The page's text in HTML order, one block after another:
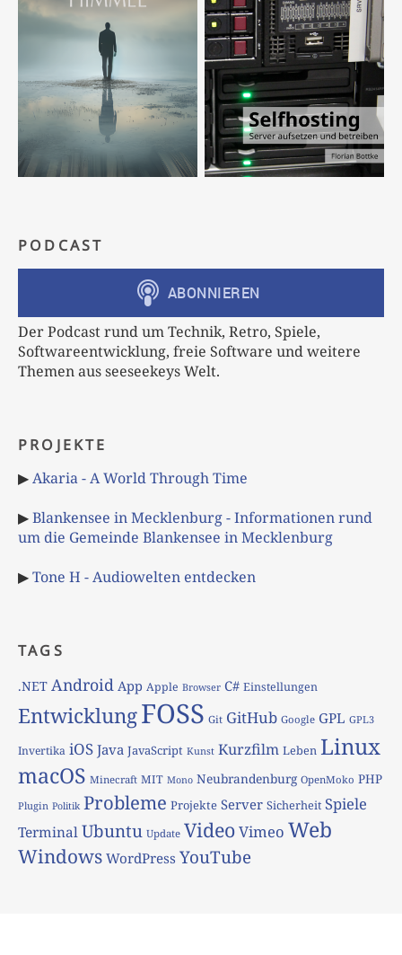
PODCAST
Der Podcast rund um Technik, Retro, Spiele,
Softwareentwicklung, freie Software und weitere
Themen aus seeseekeys Welt.
PROJEKTE
▶Akaria - A World Through Time
▶Blankensee in Mecklenburg - Informationen rund
um die Gemeinde Blankensee in Mecklenburg
▶Tone H - Audiowelten entdecken
TAGS
.NET Android App Apple Browser C# Einstellungen
EntwicklungFOSS Git GitHub Google GPL GPL3
Invertika iOS Java JavaScript Kunst Kurzfilm Leben Linux
macOS Minecraft MIT Mono Neubrandenburg OpenMoko PHP
Plugin Politik Probleme Projekte Server Sicherheit Spiele
TerminalUbuntu Update VideoVimeo Web
Windows WordPress YouTube